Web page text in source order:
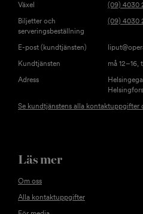
Växel
(09) 4030
Biljetter och
serveringsbeställning
(09) 4030
E-post (kundtjänsten)
Kundtjänsten
må 12–16,
Adress
Helsingfors
Se kundtjänstens alla
Läs mer
Om oss
Alla kontaktuppgifter